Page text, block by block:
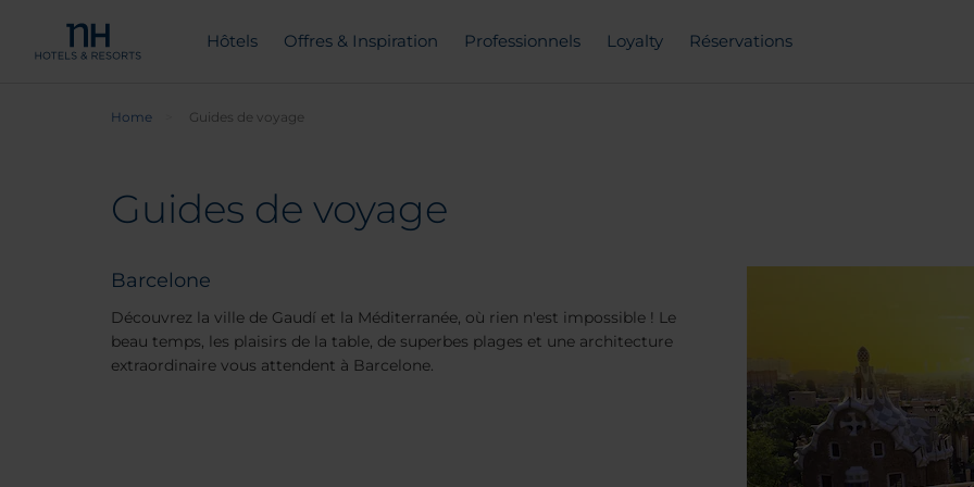
Hôtels Offres & Inspiration Professionnels Loyalty Réservations
Home Guides de voyage
Guides de voyage
Barcelone
Découvrez la ville de Gaudí et la Méditerranée, où rien n'est impossible ! Le
beau temps, les plaisirs de la table, de superbes plages et une architecture
extraordinaire vous attendent à Barcelone.